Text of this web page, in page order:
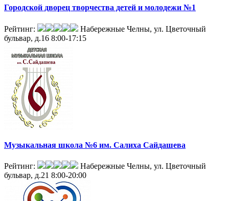
Городской дворец творчества детей и молодежи №1
Рейтинг:
Набережные Челны, ул. Цветочный
бульвар, д.16 8:00-17:15
Музыкальная школа №6 им. Салиха Сайдашева
Рейтинг:
Набережные Челны, ул. Цветочный
бульвар, д.21 8:00-20:00